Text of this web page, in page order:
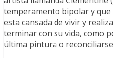
temperamento bipolar y que
esta cansada de vivir y
terminar con su vida, como
última pintura o